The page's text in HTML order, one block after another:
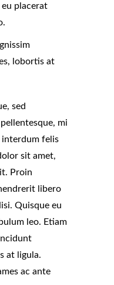
placerat
lobortis at
sed
mi
interdum felis
sit amet,
Proin
libero
Quisque eu
leo. Etiam
at ligula.
ac ante